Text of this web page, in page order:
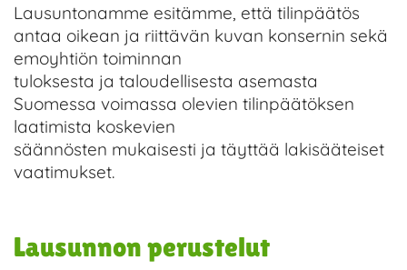
Lausuntonamme esitämme, että tilinpäätös
antaa oikean ja riittävän kuvan konsernin sekä
emoyhtiön toiminnan
tuloksesta ja taloudellisesta asemasta
Suomessa voimassa olevien tilinpäätöksen
laatimista koskevien
säännösten mukaisesti ja täyttää lakisääteiset
vaatimukset.
Lausunnon perustelut